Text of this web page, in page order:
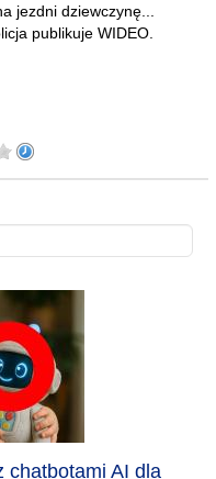
jezdni dziewczynę...
publikuje WIDEO.
chatbotami AI dla